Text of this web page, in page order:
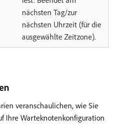
nächsten Tag/zur
nächsten Uhrzeit (für die
ausgewählte Zeitzone).
veranschaulichen, wie Sie
Ihre Warteknotenkonfiguration